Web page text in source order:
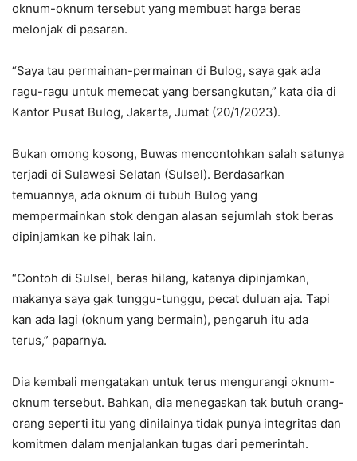
oknum-oknum tersebut yang membuat harga beras
melonjak di pasaran.
“Saya tau permainan-permainan di Bulog, saya gak ada
ragu-ragu untuk memecat yang bersangkutan,” kata dia di
Kantor Pusat Bulog, Jakarta, Jumat (20/1/2023).
Bukan omong kosong, Buwas mencontohkan salah satunya
terjadi di Sulawesi Selatan (Sulsel). Berdasarkan
temuannya, ada oknum di tubuh Bulog yang
mempermainkan stok dengan alasan sejumlah stok beras
dipinjamkan ke pihak lain.
“Contoh di Sulsel, beras hilang, katanya dipinjamkan,
makanya saya gak tunggu-tunggu, pecat duluan aja. Tapi
kan ada lagi (oknum yang bermain), pengaruh itu ada
terus,” paparnya.
Dia kembali mengatakan untuk terus mengurangi oknum-
oknum tersebut. Bahkan, dia menegaskan tak butuh orang-
orang seperti itu yang dinilainya tidak punya integritas dan
komitmen dalam menjalankan tugas dari pemerintah.